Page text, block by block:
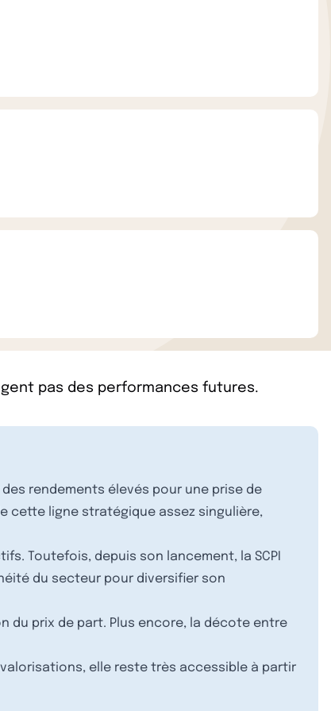
pas des performances futures.
rendements élevés pour une prise de
cette ligne stratégique assez singulière,
Toutefois, depuis son lancement, la SCPI
du secteur pour diversifier son
du prix de part. Plus encore, la décote entre
elle reste très accessible à partir